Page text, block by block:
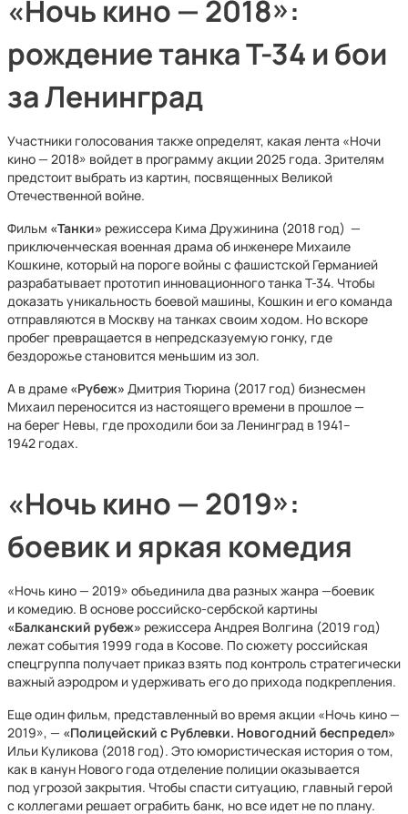
«Ночь кино — 2018»:
рождение танка Т-34 и бои
за Ленинград
Участники голосования также определят, какая лента «Ночи
кино — 2018» войдет в программу акции 2025 года. Зрителям
предстоит выбрать из картин, посвященных Великой
Отечественной войне.
Фильм «Танки» режиссера Кима Дружинина (2018 год) —
приключенческая военная драма об инженере Михаиле
Кошкине, который на пороге войны с фашистской Германией
разрабатывает прототип инновационного танка Т-34. Чтобы
доказать уникальность боевой машины, Кошкин и его команда
отправляются в Москву на танках своим ходом. Но вскоре
пробег превращается в непредсказуемую гонку, где
бездорожье становится меньшим из зол.
А в драме «Рубеж» Дмитрия Тюрина (2017 год) бизнесмен
Михаил переносится из настоящего времени в прошлое —
на берег Невы, где проходили бои за Ленинград в 1941–
1942 годах.
«Ночь кино — 2019»:
боевик и яркая комедия
«Ночь кино — 2019» объединила два разных жанра —боевик
и комедию. В основе российско-сербской картины
«Балканский рубеж» режиссера Андрея Волгина (2019 год)
лежат события 1999 года в Косове. По сюжету российская
спецгруппа получает приказ взять под контроль стратегически
важный аэродром и удерживать его до прихода подкрепления.
Еще один фильм, представленный во время акции «Ночь кино —
2019», — «Полицейский с Рублевки. Новогодний беспредел»
Ильи Куликова (2018 год). Это юмористическая история о том,
как в канун Нового года отделение полиции оказывается
под угрозой закрытия. Чтобы спасти ситуацию, главный герой
с коллегами решает ограбить банк, но все идет не по плану.